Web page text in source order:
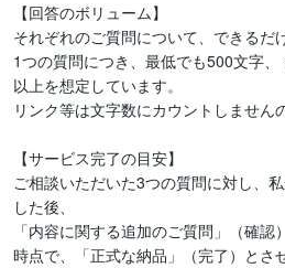
【回答のボリューム】
それぞれのご質問について、できるだ
1つの質問につき、最低でも500文字
以上を想定しています。
リンク等は文字数にカウントしません
【サービス完了の目安】
ご相談いただいた3つの質問に対し、
した後、
「内容に関する追加のご質問」（確
時点で、「正式な納品」（完了）とさ